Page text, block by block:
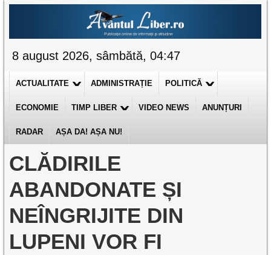
8 august 2026, sâmbătă, 04:47
ACTUALITATE ADMINISTRAȚIE POLITICĂ
ECONOMIE TIMP LIBER VIDEO NEWS ANUNȚURI
RADAR AȘA DA! AȘA NU!
CLĂDIRILE
ABANDONATE ȘI
NEÎNGRIJITE DIN
LUPENI VOR FI